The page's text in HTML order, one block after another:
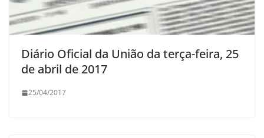
Diário Oficial da União da terça-feira, 25
de abril de 2017
25/04/2017